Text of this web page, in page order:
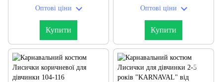
Оптові ціни
Купити
Оптові ціни
Купити